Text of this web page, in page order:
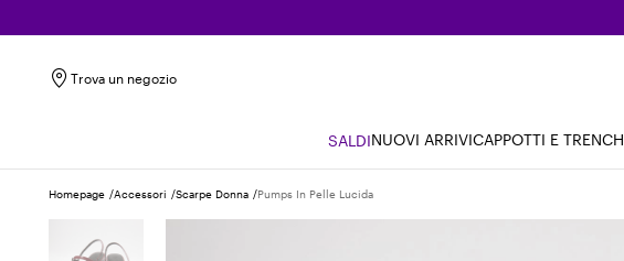
Trova un negozio
SALDINUOVI ARRIVICAPPOTTI E TRENCH
Homepage Accessori Scarpe Donna Pumps In Pelle Lucida